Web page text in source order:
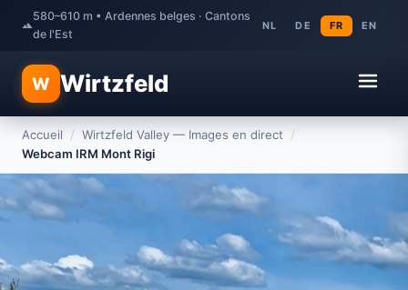
580–610 m • Ardennes belges · Cantons
de l'Est
NL DE FR EN
W Wirtzfeld
Accueil / Wirtzfeld Valley — Images en direct
/
Webcam IRM Mont Rigi